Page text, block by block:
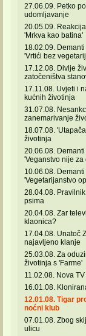
27.06.09. Petko
udomljavanje
20.05.09.
'Mrkva kao batina'
18.02.09.
'Vrtići bez
17.12.08. Divlje
zatočeništva
17.11.08. Uvjeti i
kućnih životinja
31.07.08.
zanemarivanje
18.07.08.
životinja
20.06.08.
'Veganstvo nije za
10.06.08.
'Vegetarijanstvo
28.04.08.
psima
20.04.08. Zar
klaonica?
17.04.08. Unatoč
najavljeno klanje
25.03.08. Za
životinja s 'Farme'
11.02.08. Nova
16.01.08.
12.01.08. Tigar
noćni klub
07.01.08. Zbog
ulicu